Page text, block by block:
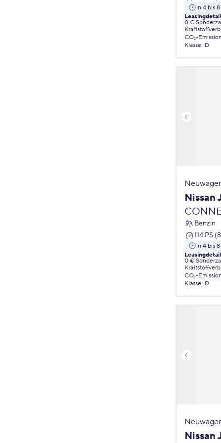
in 4 bis
0 €
CO₂-
Klasse: D
Nissan
Benzin
114 PS
in 4 bis
0 €
CO₂-
Klasse: D
Nissan